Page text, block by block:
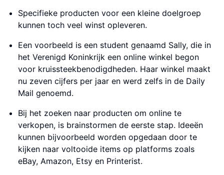
Specifieke producten voor een kleine doelgroep
kunnen toch veel winst opleveren.
Een voorbeeld is een student genaamd Sally, die in
het Verenigd Koninkrijk een online winkel begon
voor kruissteekbenodigdheden. Haar winkel maakt
nu zeven cijfers per jaar en werd zelfs in de Daily
Mail genoemd.
Bij het zoeken naar producten om online te
verkopen, is brainstormen de eerste stap. Ideeën
kunnen bijvoorbeeld worden opgedaan door te
kijken naar voltooide items op platforms zoals
eBay, Amazon, Etsy en Printerist.